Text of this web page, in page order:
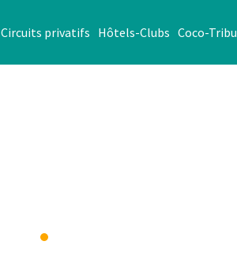
Circuits privatifs Hôtels-Clubs Coco-Tribu